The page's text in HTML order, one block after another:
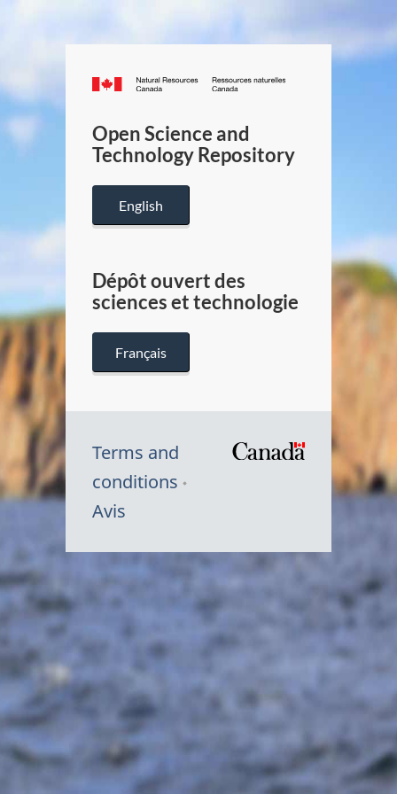
Canada.ca
/
Canada
Open Science and
Technology Repository
English
Dépôt ouvert des
sciences et technologie
Français
Terms and
conditions
Avis
Symbole
Canada